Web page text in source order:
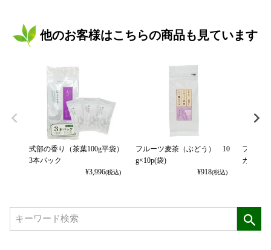
他のお客様はこちらの商品も見ています
式部の香り（茶葉100g平袋）
3本パック
¥3,996(税込)
フルーツ麦茶（ぶどう） 10
g×10p(袋)
¥918(税込)
フルー
カット